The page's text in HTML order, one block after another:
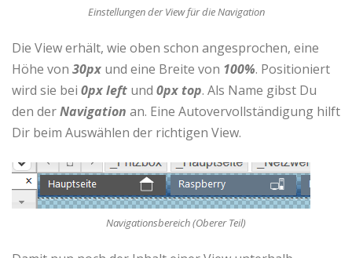
Einstellungen der View für die Navigation
Die View erhält, wie oben schon angesprochen, eine
Höhe von 30px und eine Breite von 100%. Positioniert
wird sie bei 0px left und 0px top. Als Name gibst Du
den derNavigation an. Eine Autovervollständigung hilft
Dir beim Auswählen der richtigen View.
Navigationsbereich (Oberer Teil)